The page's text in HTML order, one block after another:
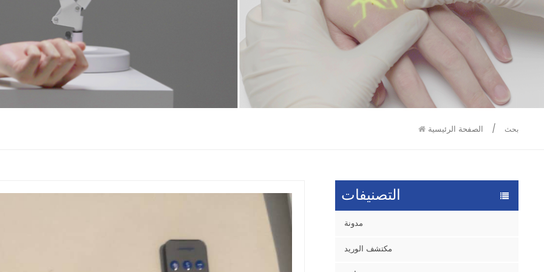
الصفحة الرئيسية / بحث
التصنيفات
مدونة
مكتشف الوريد
9586